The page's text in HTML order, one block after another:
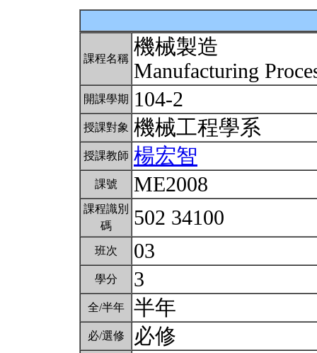
課程名稱 機械製造
Manufacturing
開課學期 104-2
授課對象 機械工程學系
授課教師 楊宏智
課號 ME2008
課程識別
碼
502 34100
班次 03
學分 3
全/半年 半年
必/選修 必修